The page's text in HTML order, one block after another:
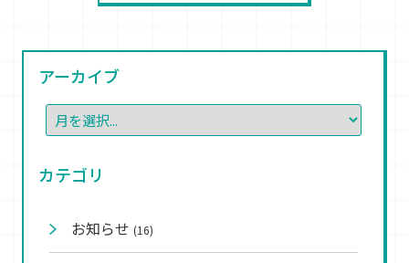
アーカイブ
カテゴリ
お知らせ (16)